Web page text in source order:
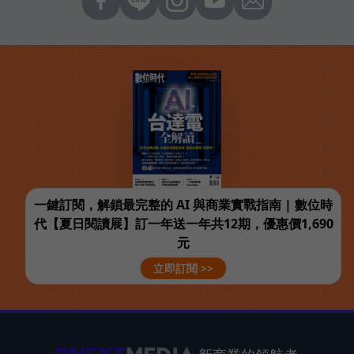
一鍵訂閱，解鎖最完整的 AI 與商業實戰指南 | 數位時
代【夏日閱讀展】訂一年送一年共12期，優惠價1,690
元
立即訂閱 >>